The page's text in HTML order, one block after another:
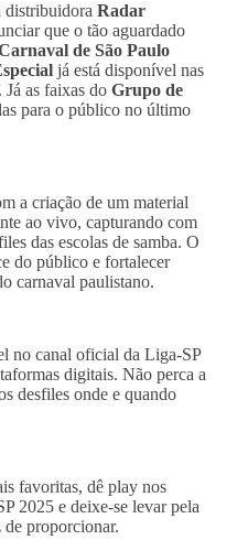
distribuidora Radar
que o tão aguardado
de São Paulo
já está disponível nas
as faixas do Grupo de
para o público no último
a criação de um material
ao vivo, capturando com
das escolas de samba. O
do público e fortalecer
carnaval paulistano.
no canal oficial da Liga-SP
digitais. Não perca a
desfiles onde e quando
favoritas, dê play nos
2025 e deixe-se levar pela
de proporcionar.